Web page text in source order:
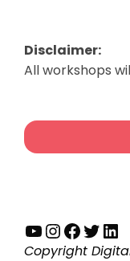
Disclaimer:
All workshops
YouTube
Instagram
Copyright